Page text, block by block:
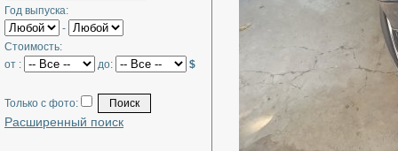
Год выпуска:
-
Стоимость:
от :
до: $
Только с фото:
Расширенный поиск